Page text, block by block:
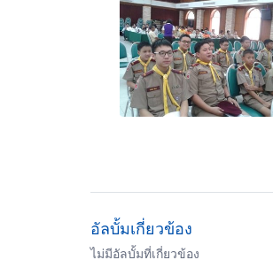
อัลบั้มเกี่ยวข้อง
ไม่มีอัลบั้มที่เกี่ยวข้อง